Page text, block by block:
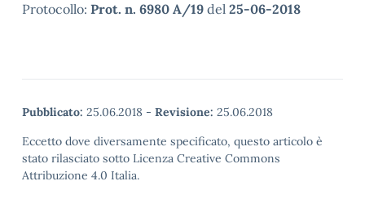
Protocollo: Prot. n. 6980 A/19 del 25-06-2018
Pubblicato: 25.06.2018 - Revisione: 25.06.2018
Eccetto dove diversamente specificato, questo articolo è
stato rilasciato sotto Licenza Creative Commons
Attribuzione 4.0 Italia.